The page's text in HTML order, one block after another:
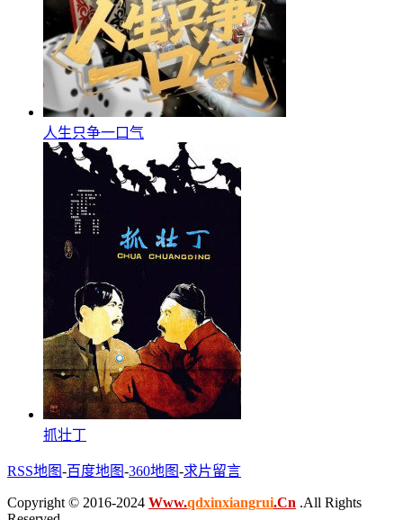
人生只争一口气
抓壮丁
RSS地图-百度地图-360地图-求片留言
Copyright © 2016-2024 Www.qdxinxiangrui.Cn .All Rights